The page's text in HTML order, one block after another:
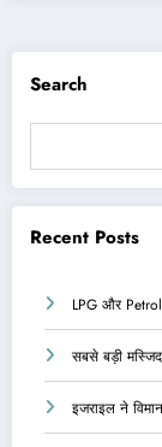
Search
Recent Posts
LPG और
सबसे बड़ी
इजराइल ने